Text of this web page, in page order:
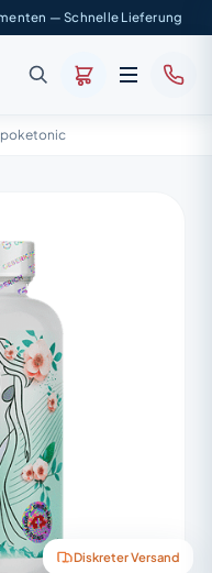
— Schnelle Lieferung
Diskreter Versand